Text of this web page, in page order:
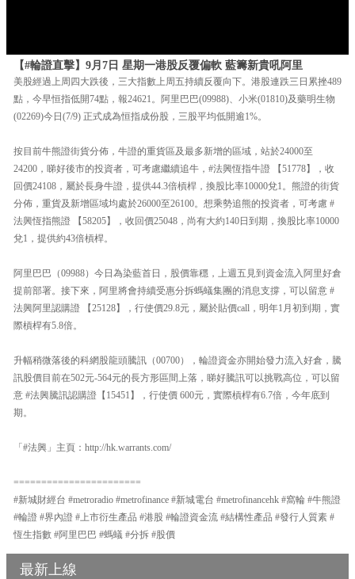
【#輪證直擊】9月7日 星期一港股反覆偏軟 藍籌新貴吼阿里
美股經過上周四大跌後，三大指數上周五持續反覆向下。港股連跌三日累挫489
點，今早恒指低開74點，報24621。阿里巴巴(09988)、小米(01810)及藥明生物
(02269)今日(7/9) 正式成為恒指成份股，三股平均低開逾1%。
按目前牛熊證街貨分佈，牛證的重貨區及最多新增的區域，站於24000至
24200，睇好後市的投資者，可考慮繼續追牛，#法興恆指牛證 【51778】，收
回價24108，屬於長身牛證，提供44.3倍槓桿，換股比率10000兌1。熊證的街貨
分佈，重貨及新增區域均處於26000至26100。想乘勢追熊的投資者，可考慮 #
法興恆指熊證 【58205】，收回價25048，尚有大約140日到期，換股比率10000
兌1，提供約43倍槓桿。
阿里巴巴（09988）今日為染藍首日，股價靠穩，上週五見到資金流入阿里好倉
提前部署。接下來，阿里將會持續受惠分拆螞蟻集團的消息支撐，可以留意 #
法興阿里認購證 【25128】，行使價29.8元，屬於貼價call，明年1月初到期，實
際槓桿有5.8倍。
升幅稍微落後的科網股龍頭騰訊（00700），輪證資金亦開始發力流入好倉，騰
訊股價目前在502元-564元的長方形區間上落，睇好騰訊可以挑戰高位，可以留
意 #法興騰訊認購證【15451】，行使價 600元，實際槓桿有6.7倍，今年底到
期。
「#法興」主頁：http://hk.warrants.com/
=======================
#新城財經台 #metroradio #metrofinance #新城電台 #metrofinancehk #窩輪 #牛熊證
#輪證 #界內證 #上市衍生產品 #港股 #輪證資金流 #結構性產品 #發行人質素 #
恆生指數 #阿里巴巴 #螞蟻 #分拆 #股價
最新上線